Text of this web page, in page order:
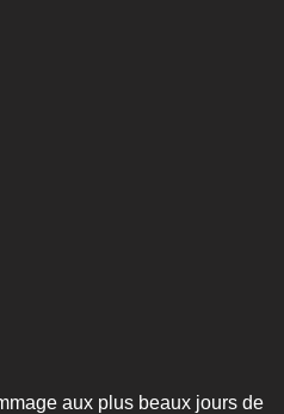
aux plus beaux jours de